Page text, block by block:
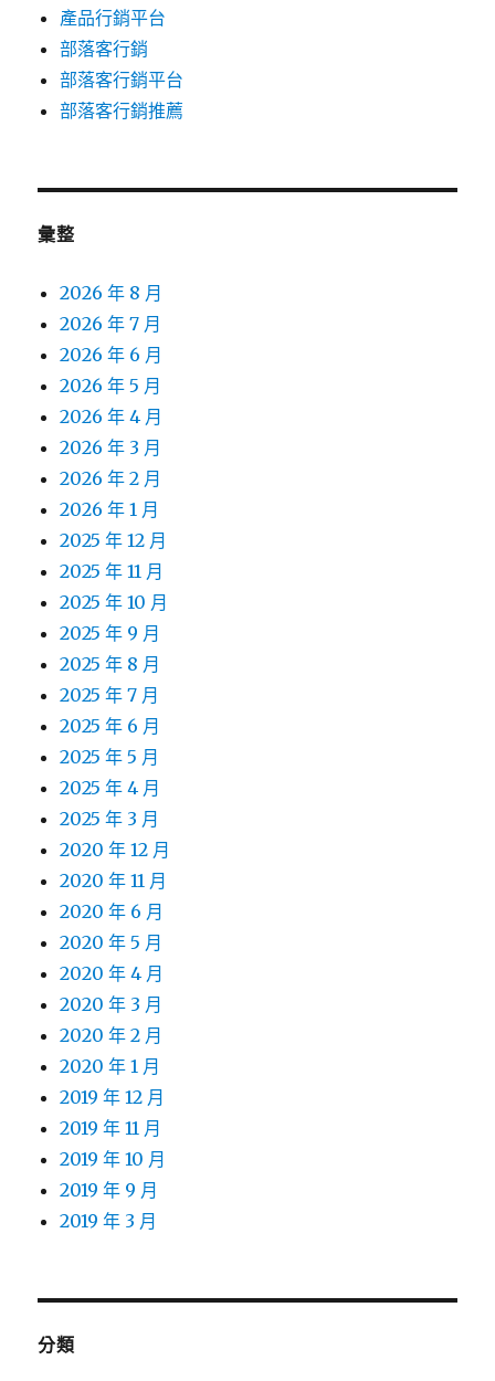
產品行銷平台
部落客行銷
部落客行銷平台
部落客行銷推薦
彙整
2026 年 8 月
2026 年 7 月
2026 年 6 月
2026 年 5 月
2026 年 4 月
2026 年 3 月
2026 年 2 月
2026 年 1 月
2025 年 12 月
2025 年 11 月
2025 年 10 月
2025 年 9 月
2025 年 8 月
2025 年 7 月
2025 年 6 月
2025 年 5 月
2025 年 4 月
2025 年 3 月
2020 年 12 月
2020 年 11 月
2020 年 6 月
2020 年 5 月
2020 年 4 月
2020 年 3 月
2020 年 2 月
2020 年 1 月
2019 年 12 月
2019 年 11 月
2019 年 10 月
2019 年 9 月
2019 年 3 月
分類